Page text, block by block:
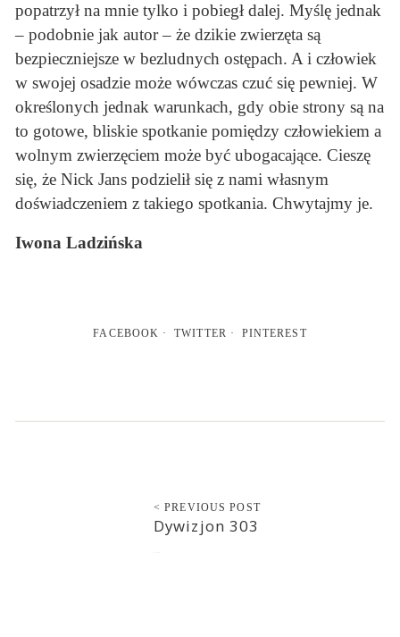
popatrzył na mnie tylko i pobiegł dalej. Myślę jednak
– podobnie jak autor – że dzikie zwierzęta są
bezpieczniejsze w bezludnych ostępach. A i człowiek
w swojej osadzie może wówczas czuć się pewniej. W
określonych jednak warunkach, gdy obie strony są na
to gotowe, bliskie spotkanie pomiędzy człowiekiem a
wolnym zwierzęciem może być ubogacające. Cieszę
się, że Nick Jans podzielił się z nami własnym
doświadczeniem z takiego spotkania. Chwytajmy je.
Iwona Ladzińska
FACEBOOK TWITTER PINTEREST
< PREVIOUS POST
Dywizjon 303